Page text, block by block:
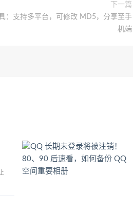
下一篇
：支持多平台，可修改 MD5，分享至手
机端